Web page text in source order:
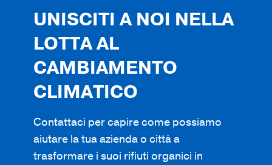
UNISCITI A NOI NELLA
LOTTA AL
CAMBIAMENTO
CLIMATICO
Contattaci per capire come possiamo
aiutare la tua azienda o città a
trasformare i suoi rifiuti organici in